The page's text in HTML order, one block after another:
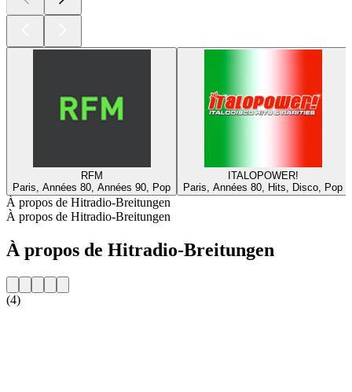
RFM
Paris, Années 80, Années 90, Pop
ITALOPOWER!
Paris, Années 80, Hits, Disco, Pop
À propos de Hitradio-Breitungen
À propos de Hitradio-Breitungen
À propos de Hitradio-Breitungen
(4)